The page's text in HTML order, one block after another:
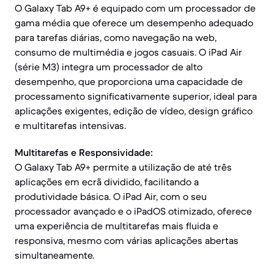
O Galaxy Tab A9+ é equipado com um processador de
gama média que oferece um desempenho adequado
para tarefas diárias, como navegação na web,
consumo de multimédia e jogos casuais. O iPad Air
(série M3) integra um processador de alto
desempenho, que proporciona uma capacidade de
processamento significativamente superior, ideal para
aplicações exigentes, edição de vídeo, design gráfico
e multitarefas intensivas.
Multitarefas e Responsividade:
O Galaxy Tab A9+ permite a utilização de até três
aplicações em ecrã dividido, facilitando a
produtividade básica. O iPad Air, com o seu
processador avançado e o iPadOS otimizado, oferece
uma experiência de multitarefas mais fluida e
responsiva, mesmo com várias aplicações abertas
simultaneamente.